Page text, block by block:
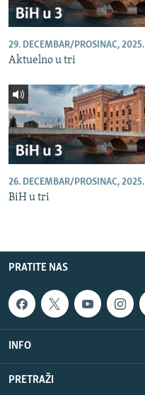
29. DECEMBAR/PROSINAC, 2025.
Aktuelno u tri
26. DECEMBAR/PROSINAC, 2025.
BiH u tri
PRATITE NAS
INFO
PRETRAŽI